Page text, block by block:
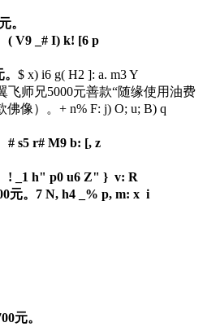
。
( V9 _# I) k! [6 p
$ x) i6 g( H2 ]: a. m3 Y
飞师兄5000元善款“随缘使用油费
像）。 + n% F: j) O; u; B) q
# s5 r# M9 b: [, z
! _1 h" p0 u6 Z" } v: R
元。 7 N, h4 _% p, m: x i
元。